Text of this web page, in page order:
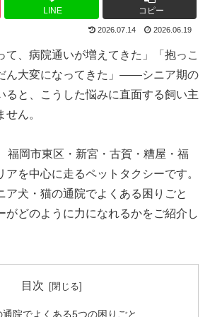
LINE コピー
2026.07.14 2026.06.19
て、病院通いが増えてきた」「抱っこ
ん大変になってきた」——シニア期の
ると、こうした悩みに直面する飼い主
ん。
福岡市東区・新宮・古賀・糟屋・福
アを中心に走るペットタクシーです。
ア犬・猫の通院でよくある困りごと
がどのように力になれるかをご紹介し
目次
院でよくある5つの困りごと